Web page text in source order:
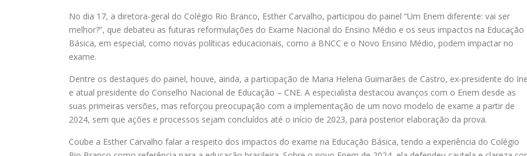
No dia 17, a diretora-geral do Colégio Rio Branco, Esther Carvalho, participou do painel “Um Enem diferente: vai ser
melhor?”, que debateu as futuras reformulações do Exame Nacional do Ensino Médio e os seus impactos na Educação
Básica, em especial, como novas políticas educacionais, como a BNCC e o Novo Ensino Médio, podem impactar no
exame.
Dentre os destaques do painel, houve, ainda, a participação de Maria Helena Guimarães de Castro, ex-presidente do
e atual presidente do Conselho Nacional de Educação – CNE. A especialista destacou avanços com o Enem desde as
suas primeiras versões, mas reforçou preocupação com a implementação de um novo modelo de exame a partir de
2024, sem que ações e processos sejam concluídos até o início de 2023, para posterior elaboração da prova.
Coube a Esther Carvalho falar a respeito dos impactos do exame na Educação Básica, tendo a experiência do Colégio